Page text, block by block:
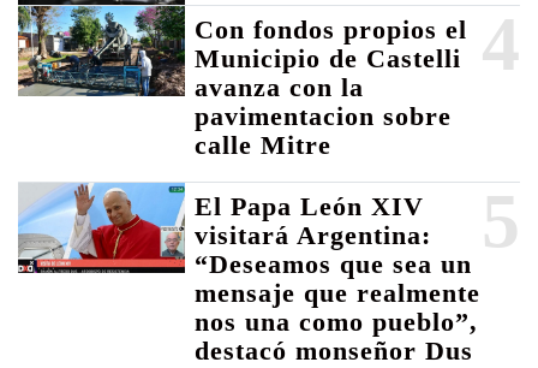
4
Con fondos propios el
Municipio de Castelli
avanza con la
pavimentacion sobre
calle Mitre
5
El Papa León XIV
visitará Argentina:
“Deseamos que sea un
mensaje que realmente
nos una como pueblo”,
destacó monseñor Dus